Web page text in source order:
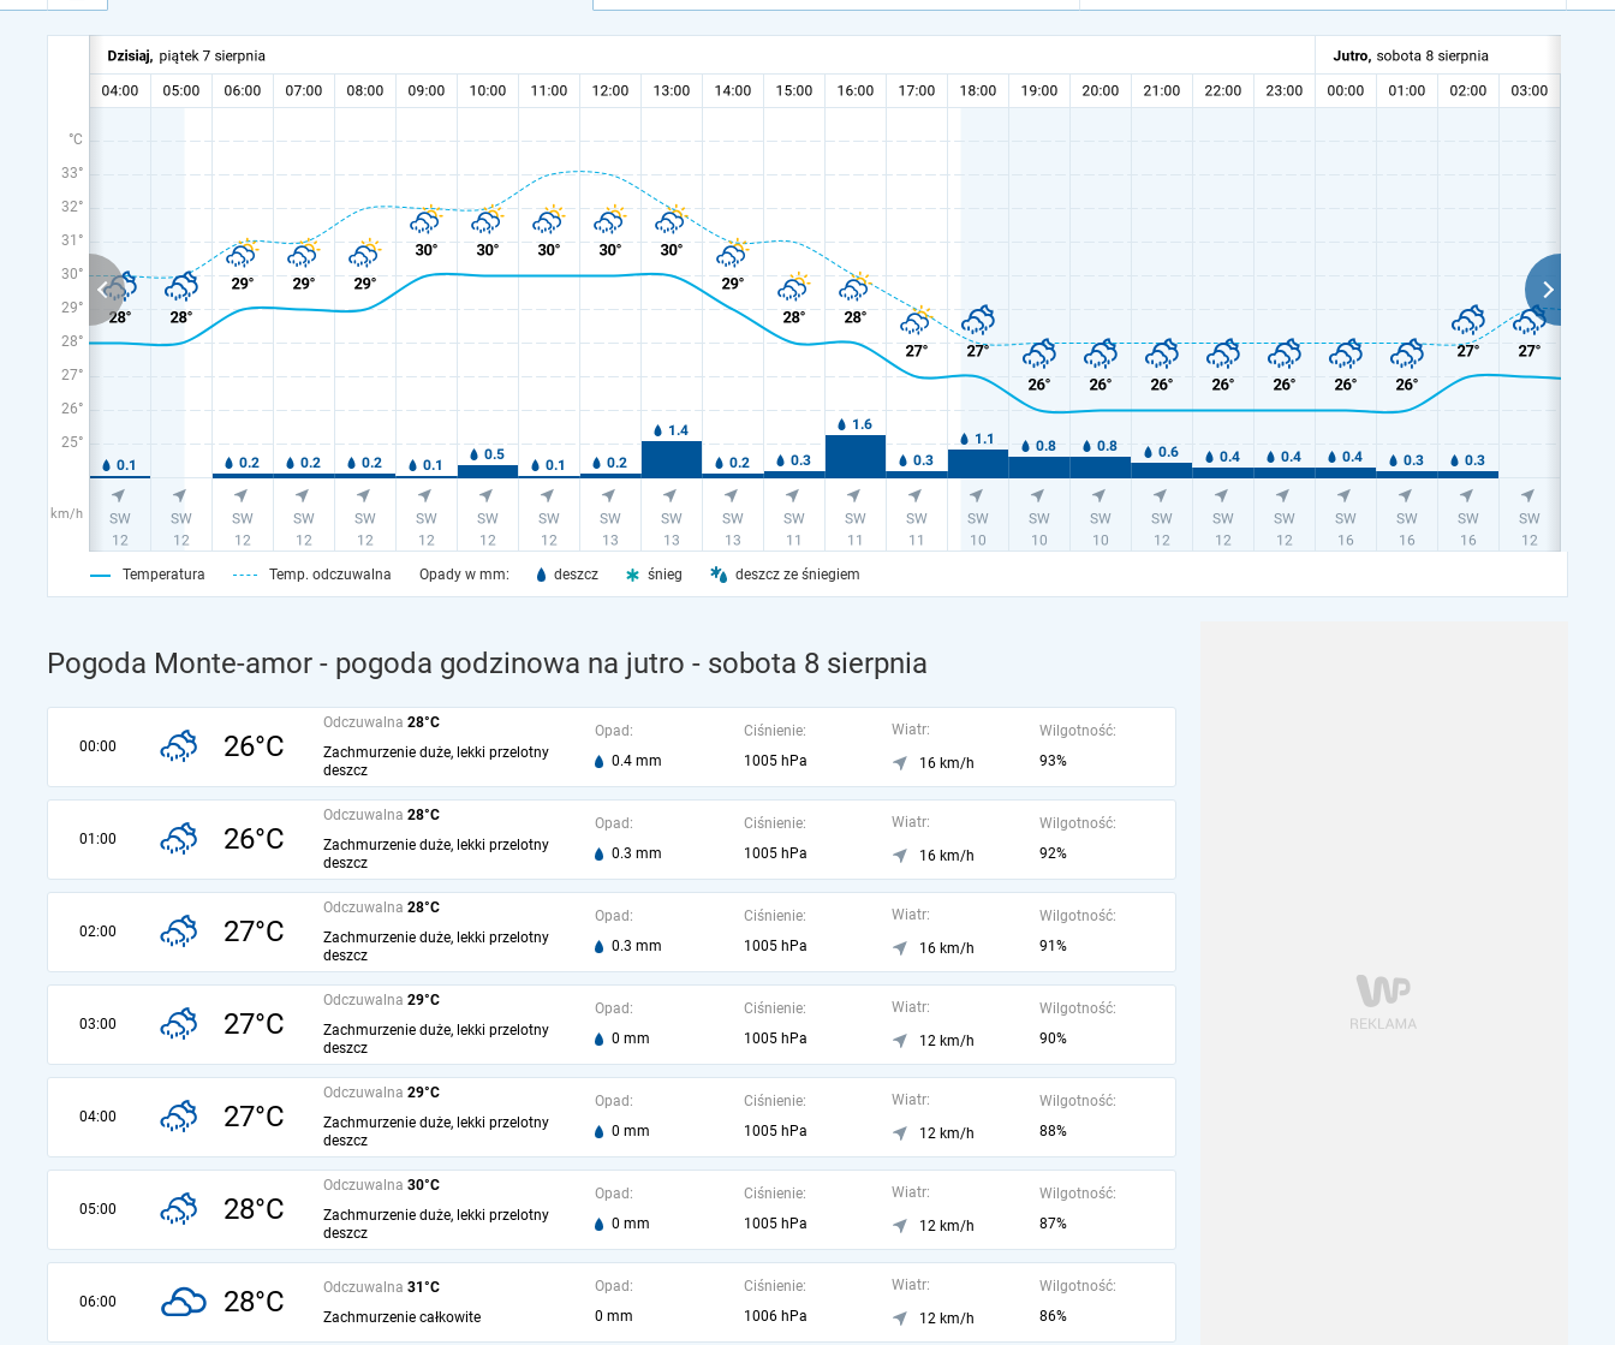
°C
33°
32°
31°
30°
29°
28°
27°
26°
25°
km/h
Temperatura Temp. odczuwalna Opady w mm: deszcz śnieg deszcz ze śniegiem
Pogoda Monte-amor - pogoda godzinowa na jutro - sobota 8 sierpnia
00:00 26°C
Odczuwalna 28°C
Zachmurzenie duże, lekki przelotny
deszcz
Opad:
0.4 mm
Ciśnienie:
1005 hPa
Wiatr:
16 km/h
Wilgotność:
93%
01:00 26°C
Odczuwalna 28°C
Zachmurzenie duże, lekki przelotny
deszcz
Opad:
0.3 mm
Ciśnienie:
1005 hPa
Wiatr:
16 km/h
Wilgotność:
92%
02:00 27°C
Odczuwalna 28°C
Zachmurzenie duże, lekki przelotny
deszcz
Opad:
0.3 mm
Ciśnienie:
1005 hPa
Wiatr:
16 km/h
Wilgotność:
91%
03:00 27°C
Odczuwalna 29°C
Zachmurzenie duże, lekki przelotny
deszcz
Opad:
0 mm
Ciśnienie:
1005 hPa
Wiatr:
12 km/h
Wilgotność:
90%
04:00 27°C
Odczuwalna 29°C
Zachmurzenie duże, lekki przelotny
deszcz
Opad:
0 mm
Ciśnienie:
1005 hPa
Wiatr:
12 km/h
Wilgotność:
88%
05:00 28°C
Odczuwalna 30°C
Zachmurzenie duże, lekki przelotny
deszcz
Opad:
0 mm
Ciśnienie:
1005 hPa
Wiatr:
12 km/h
Wilgotność:
87%
06:00 28°C Odczuwalna 31°C
Zachmurzenie całkowite
Opad:
0 mm
Ciśnienie:
1006 hPa
Wiatr:
12 km/h
Wilgotność:
86%